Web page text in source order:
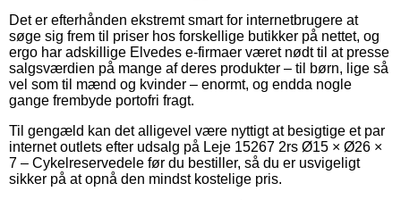
Det er efterhånden ekstremt smart for internetbrugere at
søge sig frem til priser hos forskellige butikker på nettet, og
ergo har adskillige Elvedes e-firmaer været nødt til at presse
salgsværdien på mange af deres produkter – til børn, lige så
vel som til mænd og kvinder – enormt, og endda nogle
gange frembyde portofri fragt.
Til gengæld kan det alligevel være nyttigt at besigtige et par
internet outlets efter udsalg på Leje 15267 2rs Ø15 × Ø26 ×
7 – Cykelreservedele før du bestiller, så du er usvigeligt
sikker på at opnå den mindst kostelige pris.